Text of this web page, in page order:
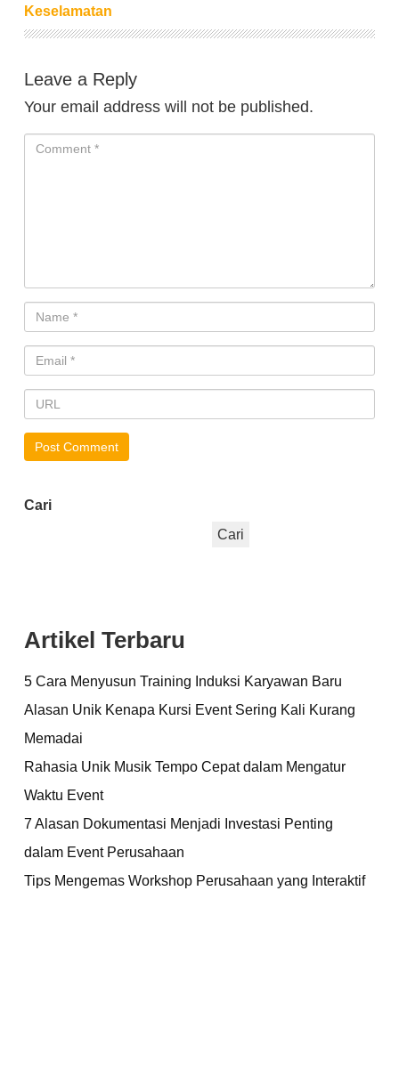
Keselamatan
Leave a Reply
Your email address will not be published.
Cari
Cari
Artikel Terbaru
5 Cara Menyusun Training Induksi Karyawan Baru
Alasan Unik Kenapa Kursi Event Sering Kali Kurang
Memadai
Rahasia Unik Musik Tempo Cepat dalam Mengatur
Waktu Event
7 Alasan Dokumentasi Menjadi Investasi Penting
dalam Event Perusahaan
Tips Mengemas Workshop Perusahaan yang Interaktif